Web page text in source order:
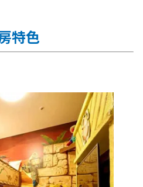
特色